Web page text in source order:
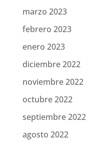
marzo 2023
febrero 2023
enero 2023
diciembre 2022
noviembre 2022
octubre 2022
septiembre 2022
agosto 2022